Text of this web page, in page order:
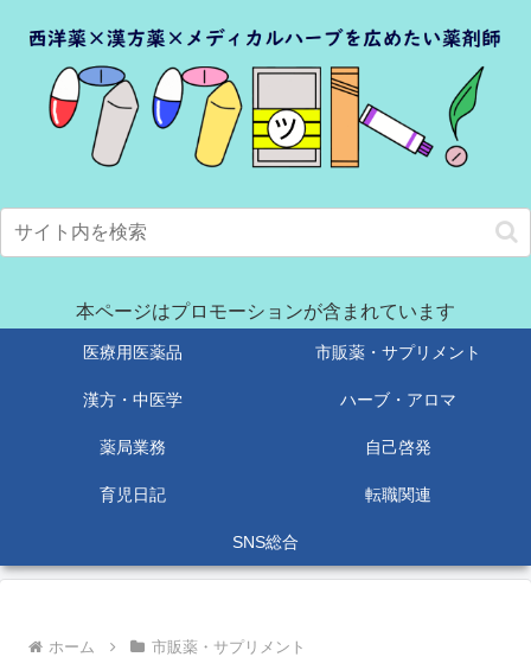
本ページはプロモーションが含まれています
医療用医薬品 市販薬・サプリメント
漢方・中医学 ハーブ・アロマ
薬局業務 自己啓発
育児日記 転職関連
SNS総合
ホーム 市販薬・サプリメント